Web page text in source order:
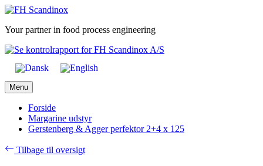
Skip
content
Your partner in food process engineering
Menu
Forside
Margarine udstyr
Gerstenberg & Agger perfektor 2+4 x 125
Tilbage til oversigt